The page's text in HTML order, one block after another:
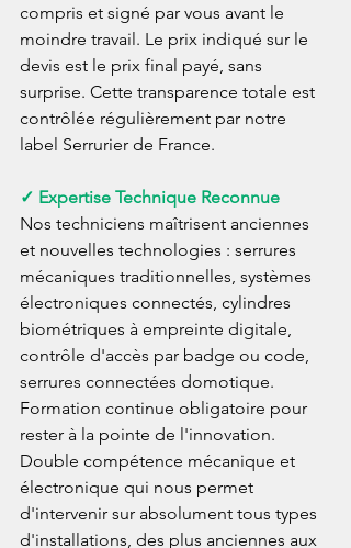
compris et signé par vous avant le
moindre travail. Le prix indiqué sur le
devis est le prix final payé, sans
surprise. Cette transparence totale est
contrôlée régulièrement par notre
label Serrurier de France.
✓ Expertise Technique Reconnue
Nos techniciens maîtrisent anciennes
et nouvelles technologies : serrures
mécaniques traditionnelles, systèmes
électroniques connectés, cylindres
biométriques à empreinte digitale,
contrôle d'accès par badge ou code,
serrures connectées domotique.
Formation continue obligatoire pour
rester à la pointe de l'innovation.
Double compétence mécanique et
électronique qui nous permet
d'intervenir sur absolument tous types
d'installations, des plus anciennes aux